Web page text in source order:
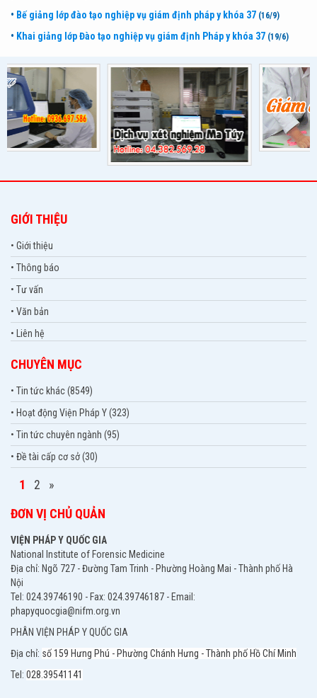
• Bế giảng lớp đào tạo nghiệp vụ giám định pháp y khóa 37 (16/9)
• Khai giảng lớp Đào tạo nghiệp vụ giám định Pháp y khóa 37 (19/6)
GIỚI THIỆU
• Giới thiệu
• Thông báo
• Tư vấn
• Văn bản
• Liên hệ
CHUYÊN MỤC
• Tin tức khác (8549)
• Hoạt động Viện Pháp Y (323)
• Tin tức chuyên ngành (95)
• Đề tài cấp cơ sở (30)
1 2
»
ĐƠN VỊ CHỦ QUẢN
VIỆN PHÁP Y QUỐC GIA
National Institute of Forensic Medicine
Địa chỉ: Ngõ 727 - Đường Tam Trinh - Phường Hoàng Mai - Thành phố Hà
Nội
Tel: 024.39746190 - Fax: 024.39746187 - Email:
phapyquocgia@nifm.org.vn
PHÂN VIỆN PHÁP Y QUỐC GIA
Địa chỉ: số 159 Hưng Phú - Phường Chánh Hưng - Thành phố Hồ Chí Minh
Tel: 028.39541141